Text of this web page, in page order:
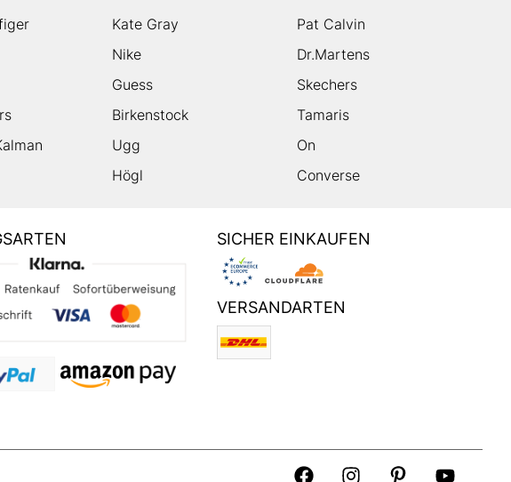
Kate Gray
Pat Calvin
Nike
Dr.Martens
Guess
Skechers
Birkenstock
Tamaris
Ugg
On
Högl Converse
SICHER EINKAUFEN
VERSANDARTEN